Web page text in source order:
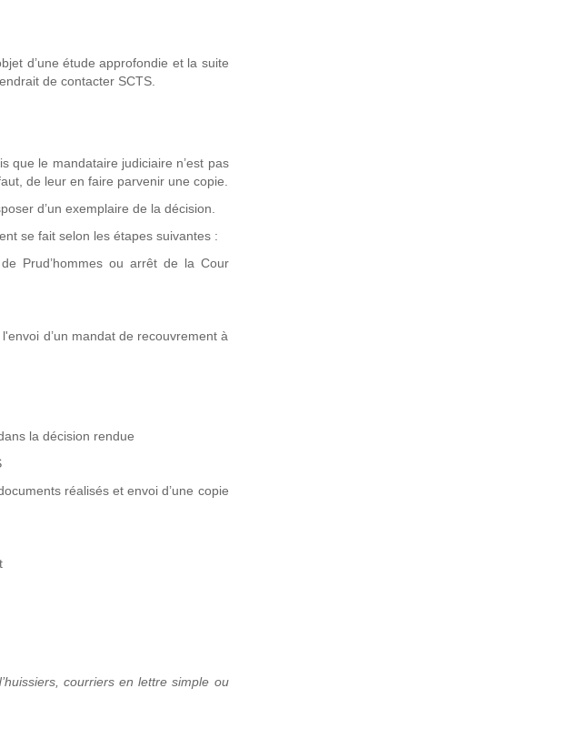
d’une étude approfondie et la suite
de contacter SCTS.
que le mandataire judiciaire n’est pas
de leur en faire parvenir une copie.
d’un exemplaire de la décision.
se fait selon les étapes suivantes :
Prud’hommes ou arrêt de la Cour
d’un mandat de recouvrement à
la décision rendue
réalisés et envoi d’une copie
courriers en lettre simple ou